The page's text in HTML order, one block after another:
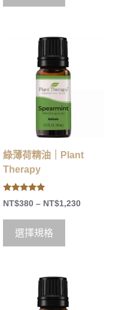
綠薄荷精油｜Plant
Therapy
5.00
out of 5
NT$380 – NT$1,230
選擇規格